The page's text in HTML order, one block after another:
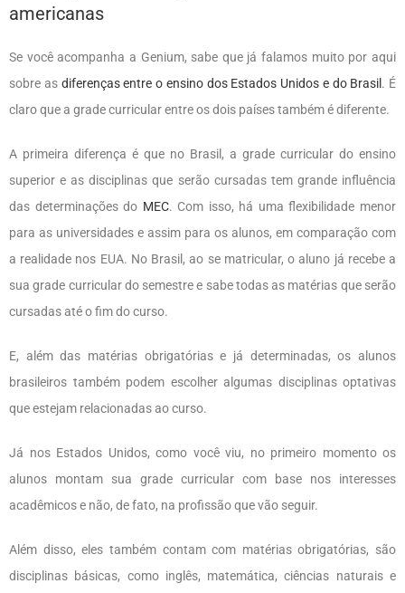
americanas
Se você acompanha a Genium, sabe que já falamos muito por aqui
sobre as diferenças entre o ensino dos Estados Unidos e do Brasil . É
claro que a grade curricular entre os dois países também é diferente.
A primeira diferença é que no Brasil, a grade curricular do ensino
superior e as disciplinas que serão cursadas tem grande influência
das determinações do MEC. Com isso, há uma flexibilidade menor
para as universidades e assim para os alunos, em comparação com
a realidade nos EUA. No Brasil, ao se matricular, o aluno já recebe a
sua grade curricular do semestre e sabe todas as matérias que serão
cursadas até o fim do curso.
E, além das matérias obrigatórias e já determinadas, os alunos
brasileiros também podem escolher algumas disciplinas optativas
que estejam relacionadas ao curso.
Já nos Estados Unidos, como você viu, no primeiro momento os
alunos montam sua grade curricular com base nos interesses
acadêmicos e não, de fato, na profissão que vão seguir.
Além disso, eles também contam com matérias obrigatórias, são
disciplinas básicas, como inglês, matemática, ciências naturais e